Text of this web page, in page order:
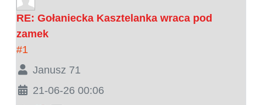
RE: Gołaniecka Kasztelanka wraca pod
zamek
#1
Janusz 71
21-06-26 00:06